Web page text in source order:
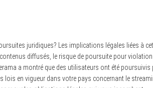
juridiques? Les implications légales liées à
diffusés, le risque de poursuite pour violation
a montré que des utilisateurs ont été
lois en vigueur dans votre pays concernant le